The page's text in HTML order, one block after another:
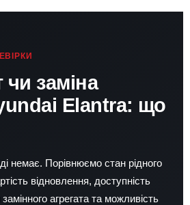
заміна
Elantra: що
немає. Порівнюємо стан рідного
відновлення, доступність
агрегата та можливість